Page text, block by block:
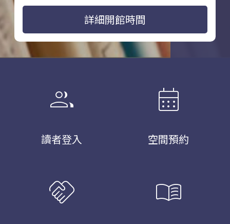
詳細開館時間
group
讀者登入
calendar_month
空間預約
handshake menu_book